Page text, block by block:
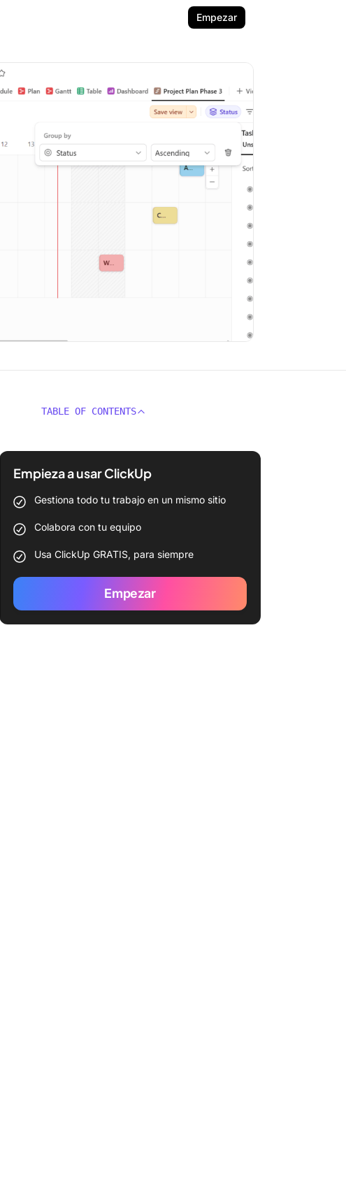
Empezar
TABLE OF CONTENTS
Empieza a usar ClickUp
Gestiona todo tu trabajo en un mismo sitio
Colabora con tu equipo
Usa ClickUp GRATIS, para siempre
Empezar